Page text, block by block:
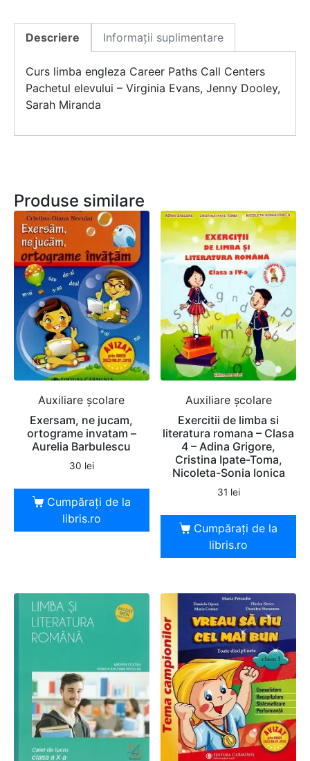
Descriere Informații suplimentare
Curs limba engleza Career Paths Call Centers
Pachetul elevului – Virginia Evans, Jenny Dooley,
Sarah Miranda
Produse similare
Auxiliare şcolare
Exersam, ne jucam,
ortograme invatam –
Aurelia Barbulescu
30 lei
Cumpărați de la
libris.ro
Auxiliare şcolare
Exercitii de limba si
literatura romana – Clasa
4 – Adina Grigore,
Cristina Ipate-Toma,
Nicoleta-Sonia Ionica
31 lei
Cumpărați de la
libris.ro